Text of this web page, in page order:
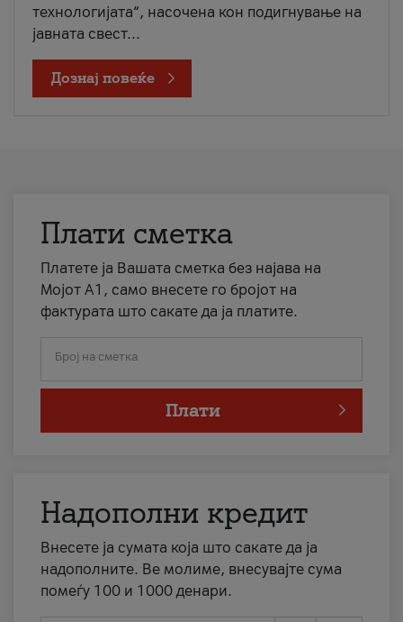
технологијата“, насочена кон подигнување на
јавната свест...
Дознај повеќе
Плати сметка
Платете ја Вашата сметка без најава на
Мојот А1, само внесете го бројот на
фактурата што сакате да ја платите.
Број на сметка
Плати
Надополни кредит
Внесете ја сумата која што сакате да ја
надополните. Ве молиме, внесувајте сума
помеѓу 100 и 1000 денари.